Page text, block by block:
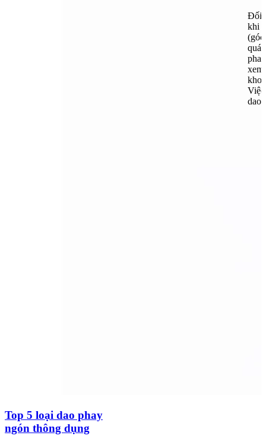
Top 5 loại dao phay
ngón thông dụng
Đối
khi
quá
xem
dao